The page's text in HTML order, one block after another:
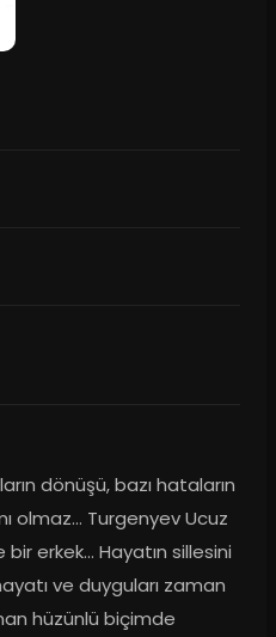
dönüşü, bazı hataların
olmaz... Turgenyev Ucuz
bir erkek... Hayatın sillesini
ve duyguları zaman
hüzünlü biçimde